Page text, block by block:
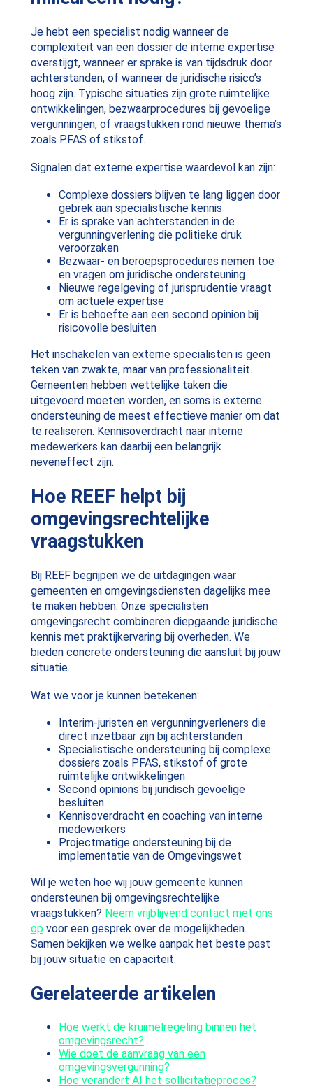
Je hebt een specialist nodig wanneer de
complexiteit van een dossier de interne expertise
overstijgt, wanneer er sprake is van tijdsdruk door
achterstanden, of wanneer de juridische risico’s
hoog zijn. Typische situaties zijn grote ruimtelijke
ontwikkelingen, bezwaarprocedures bij gevoelige
vergunningen, of vraagstukken rond nieuwe thema’s
zoals PFAS of stikstof.
Signalen dat externe expertise waardevol kan zijn:
Complexe dossiers blijven te lang liggen door
gebrek aan specialistische kennis
Er is sprake van achterstanden in de
vergunningverlening die politieke druk
veroorzaken
Bezwaar- en beroepsprocedures nemen toe
en vragen om juridische ondersteuning
Nieuwe regelgeving of jurisprudentie vraagt
om actuele expertise
Er is behoefte aan een second opinion bij
risicovolle besluiten
Het inschakelen van externe specialisten is geen
teken van zwakte, maar van professionaliteit.
Gemeenten hebben wettelijke taken die
uitgevoerd moeten worden, en soms is externe
ondersteuning de meest effectieve manier om dat
te realiseren. Kennisoverdracht naar interne
medewerkers kan daarbij een belangrijk
neveneffect zijn.
Hoe REEF helpt bij
omgevingsrechtelijke
vraagstukken
Bij REEF begrijpen we de uitdagingen waar
gemeenten en omgevingsdiensten dagelijks mee
te maken hebben. Onze specialisten
omgevingsrecht combineren diepgaande juridische
kennis met praktijkervaring bij overheden. We
bieden concrete ondersteuning die aansluit bij jouw
situatie.
Wat we voor je kunnen betekenen:
Interim-juristen en vergunningverleners die
direct inzetbaar zijn bij achterstanden
Specialistische ondersteuning bij complexe
dossiers zoals PFAS, stikstof of grote
ruimtelijke ontwikkelingen
Second opinions bij juridisch gevoelige
besluiten
Kennisoverdracht en coaching van interne
medewerkers
Projectmatige ondersteuning bij de
implementatie van de Omgevingswet
Wil je weten hoe wij jouw gemeente kunnen
ondersteunen bij omgevingsrechtelijke
vraagstukken? Neem vrijblijvend contact met ons
opvoor een gesprek over de mogelijkheden.
Samen bekijken we welke aanpak het beste past
bij jouw situatie en capaciteit.
Gerelateerde artikelen
Hoe werkt de kruimelregeling binnen het
omgevingsrecht?
Wie doet de aanvraag van een
omgevingsvergunning?
Hoe verandert AI het sollicitatieproces?